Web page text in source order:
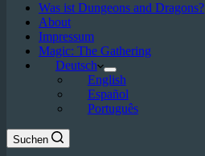
Was ist Dungeons and Dragons?
About
Impressum
Magic: The Gathering
Deutsch
English
Español
Português
Suchen